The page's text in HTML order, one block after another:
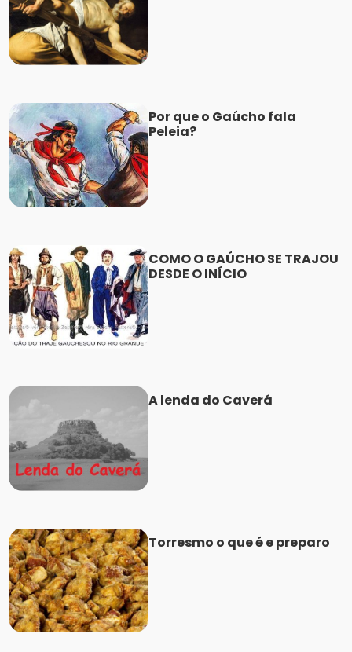
Por que o Gaúcho fala
Peleia?
COMO O GAÚCHO SE TRAJOU
DESDE O INÍCIO
A lenda do Caverá
Torresmo o que é e preparo